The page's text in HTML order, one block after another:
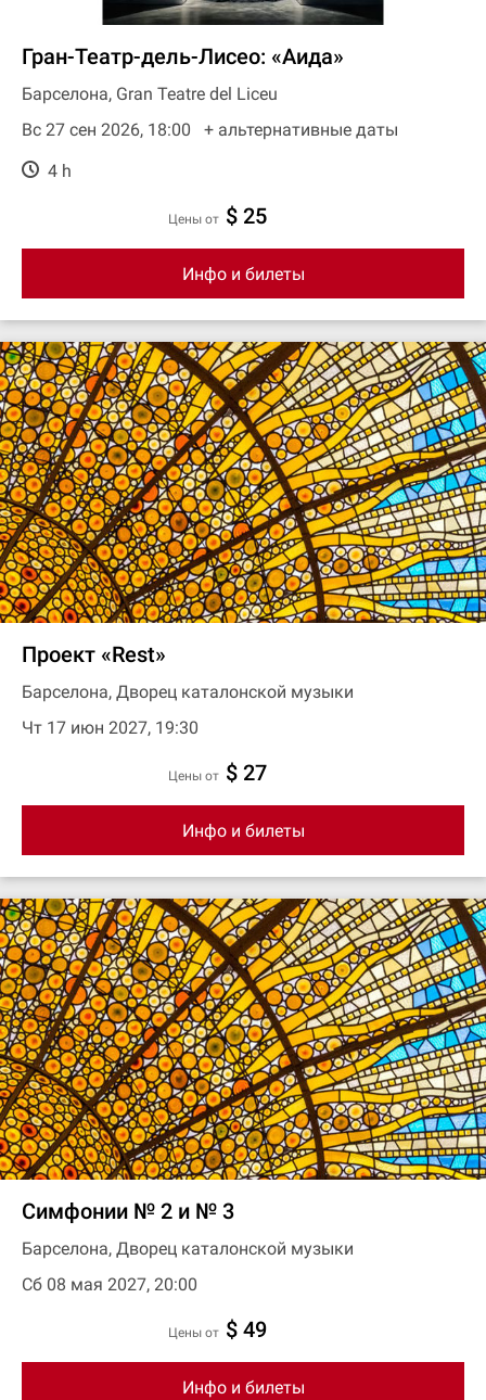
Гран-Театр-дель-Лисео: «Аида»
Барселона, Gran Teatre del Liceu
Вс 27 сен 2026, 18:00
+ aльтернативные даты
4 h
цены от $ 25
Инфо и билеты
Проект «Rest»
Барселона, Дворец каталонской музыки
Чт 17 июн 2027, 19:30
цены от $ 27
Инфо и билеты
Симфонии № 2 и № 3
Барселона, Дворец каталонской музыки
Сб 08 мая 2027, 20:00
цены от $ 49
Инфо и билеты